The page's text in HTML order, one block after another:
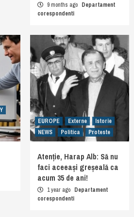
9 months ago Departament
corespondenti
EUROPE Externe
Istorie
NEWS
Politica Proteste
Atenție, Harap Alb: Să nu
faci aceeași greșeală ca
acum 35 de ani!
1 year ago Departament
corespondenti